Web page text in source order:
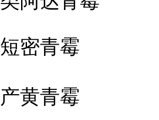
短密青霉
产黄青霉